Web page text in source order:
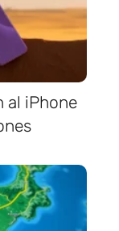
al iPhone